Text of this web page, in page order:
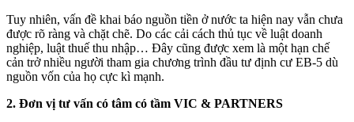
Tuy nhiên, vấn đề khai báo nguồn tiền ở nước ta hiện nay vẫn chưa
được rõ ràng và chặt chẽ. Do các cải cách thủ tục về luật doanh
nghiệp, luật thuế thu nhập… Đây cũng được xem là một hạn chế
cản trở nhiều người tham gia chương trình đầu tư định cư EB-5 dù
nguồn vốn của họ cực kì mạnh.
2. Đơn vị tư vấn có tâm có tầm VIC & PARTNERS